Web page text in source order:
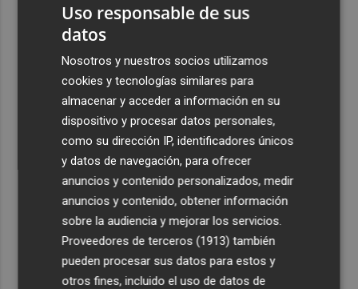
Las '200 vidas' que llevaron a Paco Rabal de Águilas a la
cima del cine: un documental recupera la voz y la mirada
del actor
Mario Domínguez, a un paso del Excelsior Róterdam de
la Eredivisie
Recibe toda la actualidad de
Plaza Podcast en tu correo
Quiero suscribirme
Uso responsable de sus
datos
Nosotros y nuestros socios utilizamos
cookies y tecnologías similares para
almacenar y acceder a información en su
dispositivo y procesar datos personales,
como su dirección IP, identificadores únicos
y datos de navegación, para ofrecer
anuncios y contenido personalizados, medir
anuncios y contenido, obtener información
sobre la audiencia y mejorar los servicios.
Proveedores de terceros (1913) también
pueden procesar sus datos para estos y
otros fines, incluido el uso de datos de